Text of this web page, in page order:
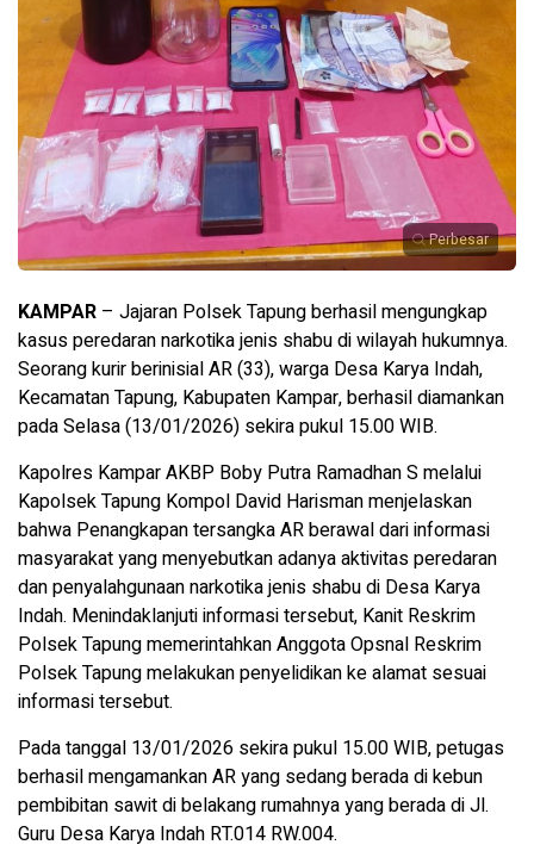
Perbesar
KAMPAR – Jajaran Polsek Tapung berhasil mengungkap
kasus peredaran narkotika jenis shabu di wilayah hukumnya.
Seorang kurir berinisial AR (33), warga Desa Karya Indah,
Kecamatan Tapung, Kabupaten Kampar, berhasil diamankan
pada Selasa (13/01/2026) sekira pukul 15.00 WIB.
Kapolres Kampar AKBP Boby Putra Ramadhan S melalui
Kapolsek Tapung Kompol David Harisman menjelaskan
bahwa Penangkapan tersangka AR berawal dari informasi
masyarakat yang menyebutkan adanya aktivitas peredaran
dan penyalahgunaan narkotika jenis shabu di Desa Karya
Indah. Menindaklanjuti informasi tersebut, Kanit Reskrim
Polsek Tapung memerintahkan Anggota Opsnal Reskrim
Polsek Tapung melakukan penyelidikan ke alamat sesuai
informasi tersebut.
Pada tanggal 13/01/2026 sekira pukul 15.00 WIB, petugas
berhasil mengamankan AR yang sedang berada di kebun
pembibitan sawit di belakang rumahnya yang berada di Jl.
Guru Desa Karya Indah RT.014 RW.004.